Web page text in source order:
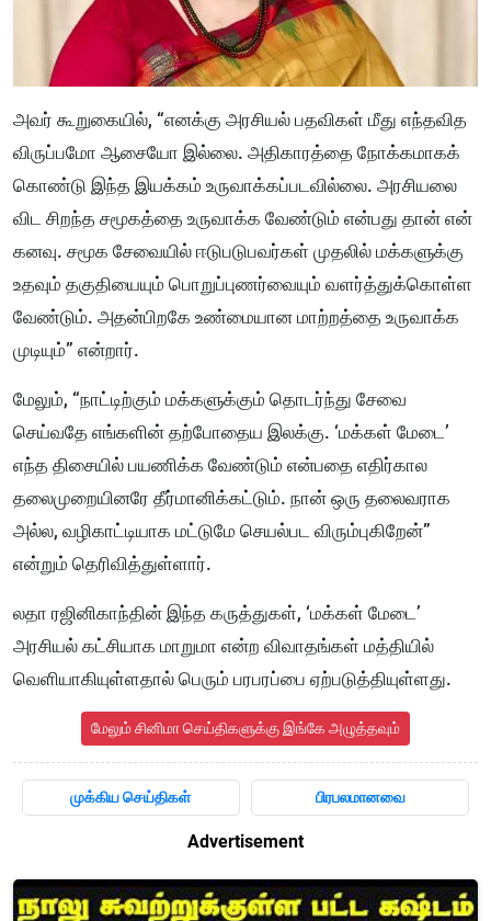
அவர் கூறுகையில், “எனக்கு அரசியல் பதவிகள் மீது எந்தவித
விருப்பமோ ஆசையோ இல்லை. அதிகாரத்தை நோக்கமாகக்
கொண்டு இந்த இயக்கம் உருவாக்கப்படவில்லை. அரசியலை
விட சிறந்த சமூகத்தை உருவாக்க வேண்டும் என்பது தான் என்
கனவு. சமூக சேவையில் ஈடுபடுபவர்கள் முதலில் மக்களுக்கு
உதவும் தகுதியையும் பொறுப்புணர்வையும் வளர்த்துக்கொள்ள
வேண்டும். அதன்பிறகே உண்மையான மாற்றத்தை உருவாக்க
முடியும்” என்றார்.
மேலும், “நாட்டிற்கும் மக்களுக்கும் தொடர்ந்து சேவை
செய்வதே எங்களின் தற்போதைய இலக்கு. ‘மக்கள் மேடை’
எந்த திசையில் பயணிக்க வேண்டும் என்பதை எதிர்கால
தலைமுறையினரே தீர்மானிக்கட்டும். நான் ஒரு தலைவராக
அல்ல, வழிகாட்டியாக மட்டுமே செயல்பட விரும்புகிறேன்”
என்றும் தெரிவித்துள்ளார்.
லதா ரஜினிகாந்தின் இந்த கருத்துகள், ‘மக்கள் மேடை’
அரசியல் கட்சியாக மாறுமா என்ற விவாதங்கள் மத்தியில்
வெளியாகியுள்ளதால் பெரும் பரபரப்பை ஏற்படுத்தியுள்ளது.
மேலும் சினிமா செய்திகளுக்கு இங்கே அழுத்தவும்
முக்கிய செய்திகள் பிரபலமானவை
Advertisement